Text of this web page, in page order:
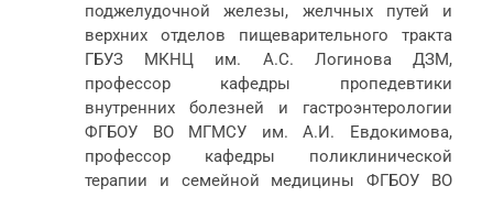
поджелудочной железы, желчных путей и
верхних отделов пищеварительного тракта
ГБУЗ МКНЦ им. А.С. Логинова ДЗМ,
профессор кафедры пропедевтики
внутренних болезней и гастроэнтерологии
ФГБОУ ВО МГМСУ им. А.И. Евдокимова,
профессор кафедры поликлинической
терапии и семейной медицины ФГБОУ ВО